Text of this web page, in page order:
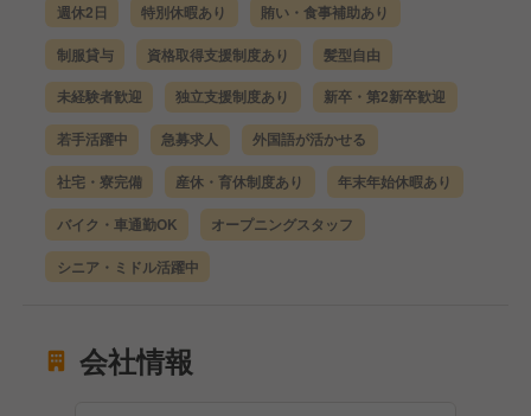
週休2日 特別休暇あり 賄い・食事補助あり
制服貸与 資格取得支援制度あり 髪型自由
未経験者歓迎 独立支援制度あり 新卒・第2新卒歓迎
若手活躍中 急募求人 外国語が活かせる
社宅・寮完備 産休・育休制度あり 年末年始休暇あり
バイク・車通勤OK オープニングスタッフ
シニア・ミドル活躍中
会社情報